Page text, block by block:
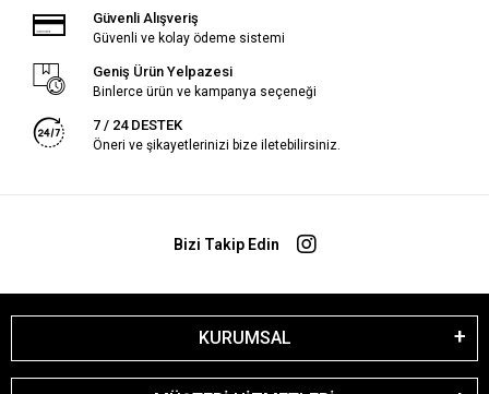
Güvenli Alışveriş
Güvenli ve kolay ödeme sistemi
Geniş Ürün Yelpazesi
Binlerce ürün ve kampanya seçeneği
7 / 24 DESTEK
Öneri ve şikayetlerinizi bize iletebilirsiniz.
Bizi Takip Edin
KURUMSAL